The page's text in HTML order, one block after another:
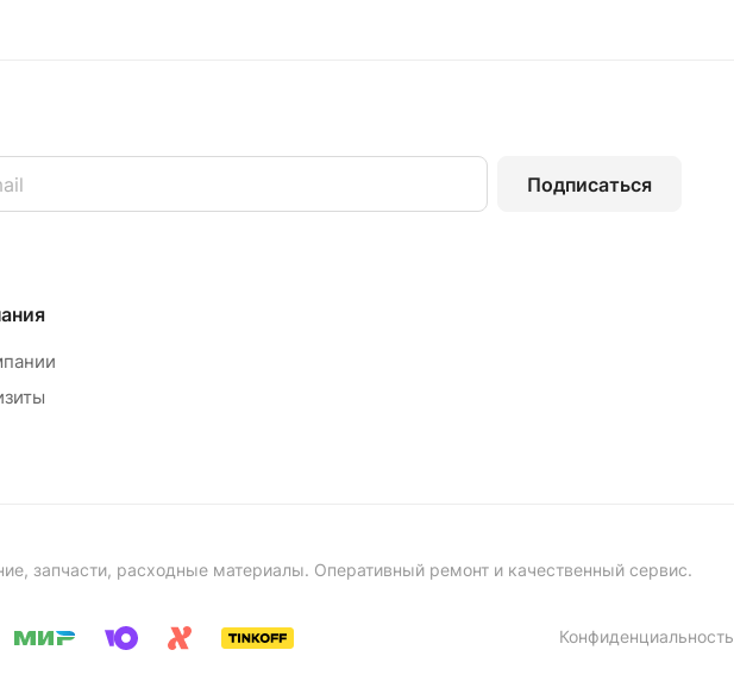
Подписаться
запчасти, расходные материалы. Оперативный ремонт и качественный сервис.
Конфиденциальность